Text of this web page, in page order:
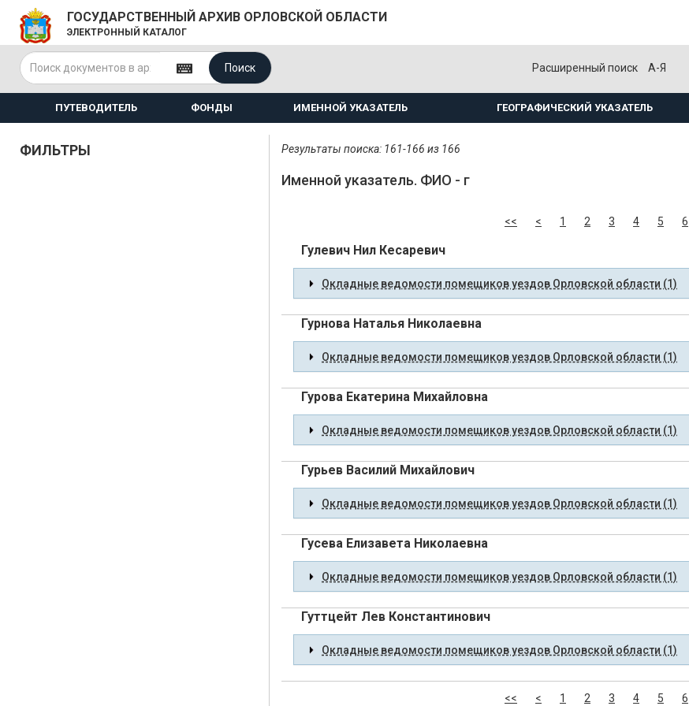
ГОСУДАРСТВЕННЫЙ АРХИВ ОРЛОВСКОЙ ОБЛАСТИ
ЭЛЕКТРОННЫЙ КАТАЛОГ
Поиск Расширенный поиск А-Я
ПУТЕВОДИТЕЛЬ ФОНДЫ ИМЕННОЙ УКАЗАТЕЛЬ ГЕОГРАФИЧЕСКИЙ УКАЗАТЕЛЬ
ФИЛЬТРЫ Результаты поиска: 161-166 из 166
Именной указатель. ФИО - г
<< < 1 2 3 4 5 6
Гулевич Нил Кесаревич
Окладные ведомости помещиков уездов Орловской области (1)
Гурнова Наталья Николаевна
Окладные ведомости помещиков уездов Орловской области (1)
Гурова Екатерина Михайловна
Окладные ведомости помещиков уездов Орловской области (1)
Гурьев Василий Михайлович
Окладные ведомости помещиков уездов Орловской области (1)
Гусева Елизавета Николаевна
Окладные ведомости помещиков уездов Орловской области (1)
Гуттцейт Лев Константинович
Окладные ведомости помещиков уездов Орловской области (1)
<< < 1 2 3 4 5 6